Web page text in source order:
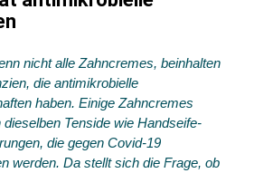
nicht alle Zahncremes, beinhalten
die antimikrobielle
haben. Einige Zahncremes
dieselben Tenside wie Handseife-
die gegen Covid-19
werden. Da stellt sich die Frage, ob